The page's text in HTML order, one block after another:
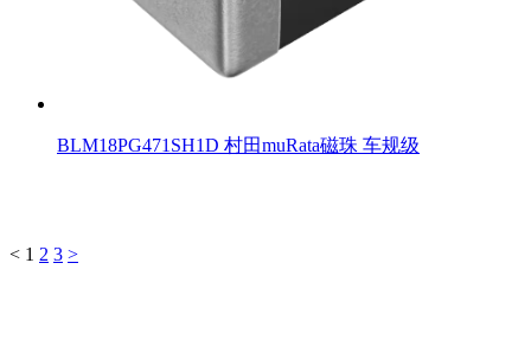
BLM18PG471SH1D 村田muRata磁珠 车规级
< 1 2 3 >